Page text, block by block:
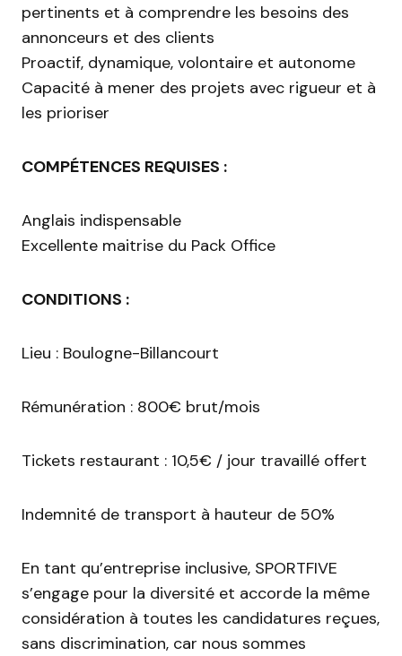
pertinents et à comprendre les besoins des
annonceurs et des clients
Proactif, dynamique, volontaire et autonome
Capacité à mener des projets avec rigueur et à
les prioriser
COMPÉTENCES REQUISES :
Anglais indispensable
Excellente maitrise du Pack Office
CONDITIONS :
Lieu : Boulogne-Billancourt
Rémunération : 800€ brut/mois
Tickets restaurant : 10,5€ / jour travaillé offert
Indemnité de transport à hauteur de 50%
En tant qu’entreprise inclusive, SPORTFIVE
s’engage pour la diversité et accorde la même
considération à toutes les candidatures reçues,
sans discrimination, car nous sommes